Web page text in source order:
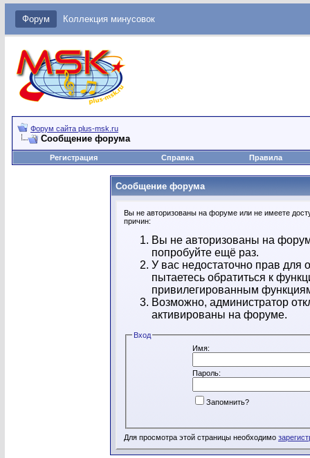
Форум Коллекция минусовок
Форум сайта plus-msk.ru
Сообщение форума
Регистрация Справка Правила
Сообщение форума
Вы не авторизованы на форуме или не имеете
причин:
Вы не авторизованы на
попробуйте ещё раз.
У вас недостаточно прав
пытаетесь обратиться к
привилегированным
Возможно, администратор
активированы на форуме.
Вход
Имя:
Пароль:
Запомнить?
Для просмотра этой страницы необходимо